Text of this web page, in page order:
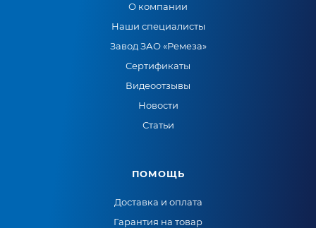
О компании
Наши специалисты
Завод ЗАО «Ремеза»
Сертификаты
Видеоотзывы
Новости
Статьи
ПОМОЩЬ
Доставка и оплата
Гарантия на товар